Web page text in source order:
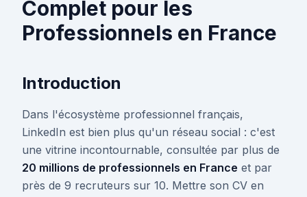
Complet pour les
Professionnels en France
Introduction
Dans l'écosystème professionnel français,
LinkedIn est bien plus qu'un réseau social : c'est
une vitrine incontournable, consultée par plus de
20 millions de professionnels en France et par
près de 9 recruteurs sur 10. Mettre son CV en